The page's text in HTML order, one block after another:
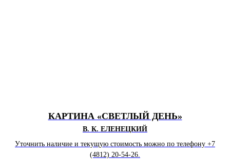
КАРТИНА «СВЕТЛЫЙ ДЕНЬ»
В. К. ЕЛЕНЕЦКИЙ
Уточнить наличие и текущую стоимость можно по телефону +7
(4812) 20-54-26.